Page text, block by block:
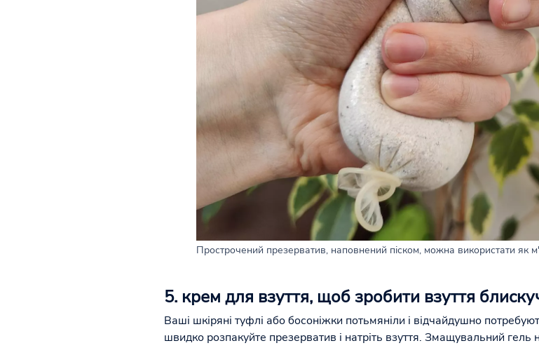
Прострочений презерватив, наповнений піском, можна використати як
5. крем для взуття, щоб зробити взуття
Ваші шкіряні туфлі або босоніжки потьмяніли і відчайдушно
швидко розпакуйте презерватив і натріть взуття. Змащувальний гель